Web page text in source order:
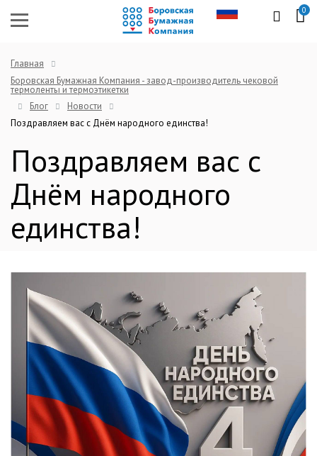
0
Главная
Боровская Бумажная Компания - завод-производитель чековой
термоленты и термоэтикетки
Блог
Новости
Поздравляем вас с Днём народного единства!
Поздравляем вас с
Днём народного
единства!